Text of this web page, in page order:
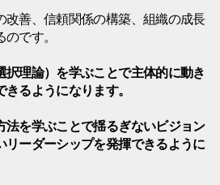
改善、信頼関係の構築、組織の成長
です。
択理論）を学ぶことで主体的に動き
るようになります。
法を学ぶことで揺るぎないビジョン
リーダーシップを発揮できるように